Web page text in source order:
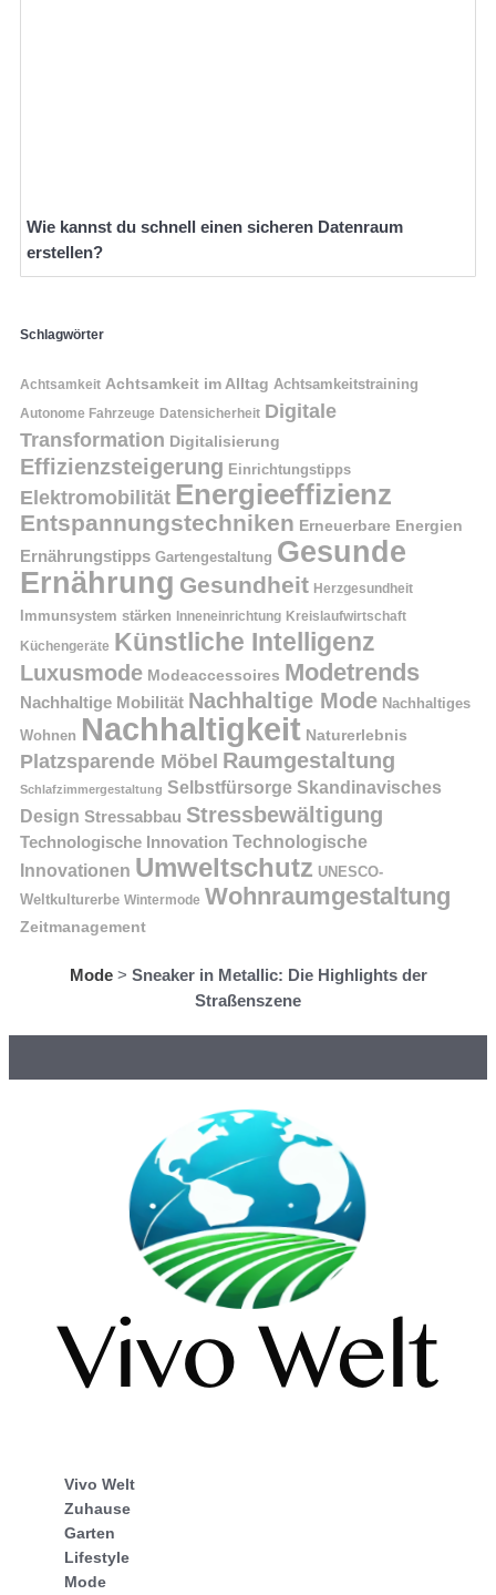
Wie kannst du schnell einen sicheren Datenraum
erstellen?
Schlagwörter
Achtsamkeit Achtsamkeit im Alltag Achtsamkeitstraining
Autonome Fahrzeuge Datensicherheit Digitale
Transformation Digitalisierung
Effizienzsteigerung Einrichtungstipps
Elektromobilität Energieeffizienz
Entspannungstechniken Erneuerbare Energien
Ernährungstipps Gartengestaltung Gesunde
Ernährung Gesundheit Herzgesundheit
Immunsystem stärken Inneneinrichtung Kreislaufwirtschaft
Küchengeräte Künstliche Intelligenz
Luxusmode Modeaccessoires Modetrends
Nachhaltige Mobilität Nachhaltige Mode Nachhaltiges
Wohnen Nachhaltigkeit Naturerlebnis
Platzsparende Möbel Raumgestaltung
Schlafzimmergestaltung Selbstfürsorge Skandinavisches
Design Stressabbau Stressbewältigung
Technologische Innovation Technologische
Innovationen Umweltschutz UNESCO-
Weltkulturerbe Wintermode Wohnraumgestaltung
Zeitmanagement
Mode> Sneaker in Metallic: Die Highlights der
Straßenszene
Vivo Welt
Zuhause
Garten
Lifestyle
Mode